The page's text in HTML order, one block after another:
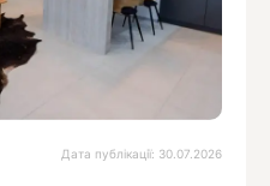
Дата публікації: 30.07.2026